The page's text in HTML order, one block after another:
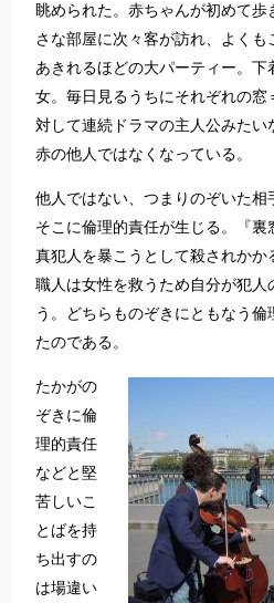
眺められた。赤ちゃんが初めて
さな部屋に次々客が訪れ、よくも
あきれるほどの大パーティー。下
女。毎日見るうちにそれぞれの窓
対して連続ドラマの主人公みた
赤の他人ではなくなっている。
他人ではない、つまりのぞいた相
そこに倫理的責任が生じる。『
真犯人を暴こうとして殺されか
職人は女性を救うため自分が犯人
う。どちらものぞきにともなう
たのである。
たかがの
ぞきに倫
理的責任
などと堅
苦しいこ
とばを持
ち出すの
は場違い